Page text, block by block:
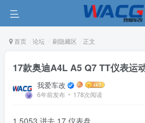
首页 论坛 刷隐藏区 正文
17款奥迪A4L A5 Q7 TT仪表运
我爱车改
6年前发布 178次阅读
1.5053 进去 17 仪表盘